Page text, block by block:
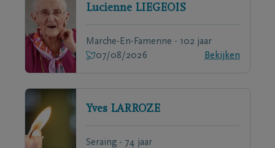
Lucienne LIEGEOIS
Marche-En-Famenne - 102 jaar
07/08/2026
Bekijken
Yves LARROZE
Seraing - 74 jaar